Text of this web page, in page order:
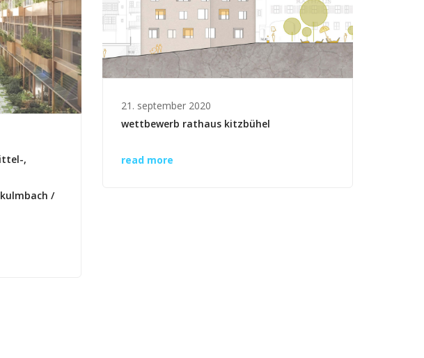
,
/
21. september 2020
wettbewerb rathaus kitzbühel
read more